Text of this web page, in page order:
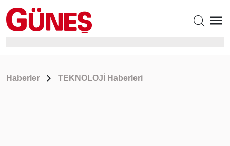
Haberler TEKNOLOJİ Haberleri